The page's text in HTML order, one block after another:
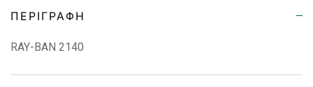
ΠΕΡΙΓΡΑΦΉ
RAY-BAN 2140